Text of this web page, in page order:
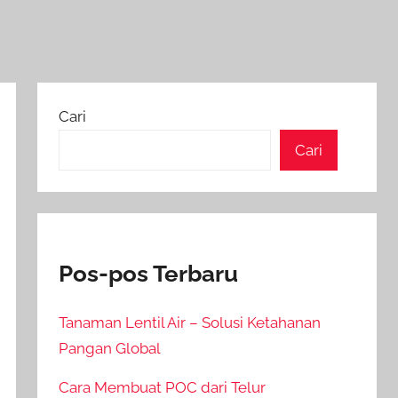
Cari
Cari
Pos-pos Terbaru
Tanaman Lentil Air – Solusi Ketahanan
Pangan Global
Cara Membuat POC dari Telur